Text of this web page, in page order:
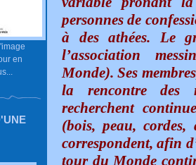
en
personnes de
à des athées. Le
l’association
Monde). Ses
la rencontre des
recherchent
(bois, peau,
correspondent, afin
tour du Monde